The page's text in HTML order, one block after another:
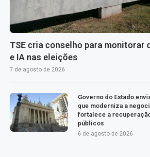
TSE cria conselho para monitorar
e IA nas eleições
7 de agosto de 2026
Governo do Estado
que moderniza a
fortalece a
públicos
6 de agosto de 2026